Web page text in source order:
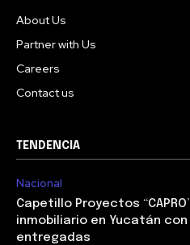
About Us
Partner with Us
Careers
Contact us
TENDENCIA
Nacional
Capetillo Proyectos
inmobiliario en Yucatán
entregadas